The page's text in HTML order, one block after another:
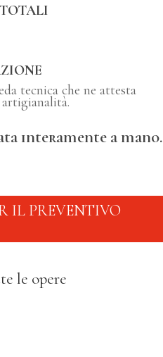
tecnica che ne attesta
interamente a mano.
IL PREVENTIVO
le opere